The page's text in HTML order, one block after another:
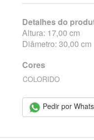
Detalhes do
Altura: 17,00 cm
Diâmetro: 30,00 cm
Cores
COLORIDO
Pedir por